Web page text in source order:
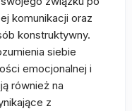
komunikacji oraz
konstruktywny.
siebie
emocjonalnej i
również na
z